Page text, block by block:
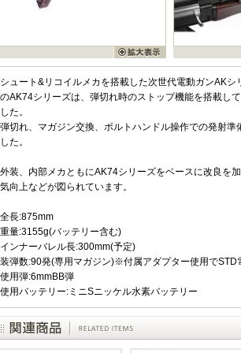
シュート&リコイルメカを搭載した次世代電動ガンAK
のAK74シリーズは、弾切れ時のストップ機能を搭載し
した。
弾切れ、マガジン交換、ボルトハンドル操作での発射
した。
外装、内部メカともにAK74シリーズをベースに改良を
気向上などが図られています。
全長:875mm
重量:3155g(バッテリー含む)
インナーバレル長:300mm(予定)
装弾数:90発(専用マガジン)※付属アダプター使用で
使用弾:6mmBB弾
使用バッテリー:ミニSニッケル水素バッテリー